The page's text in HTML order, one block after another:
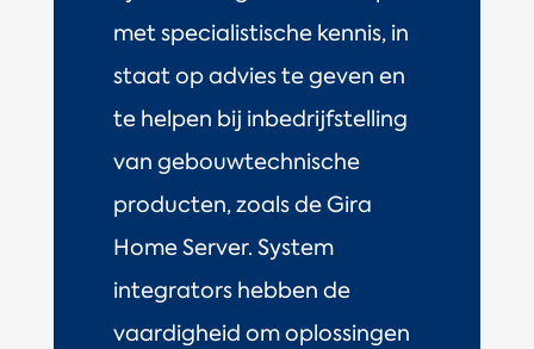
met specialistische kennis, in
staat op advies te geven en
te helpen bij inbedrijfstelling
van gebouwtechnische
producten, zoals de Gira
Home Server. System
integrators hebben de
vaardigheid om oplossingen